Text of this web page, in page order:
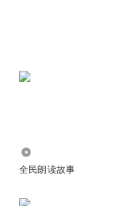
全民朗读故事